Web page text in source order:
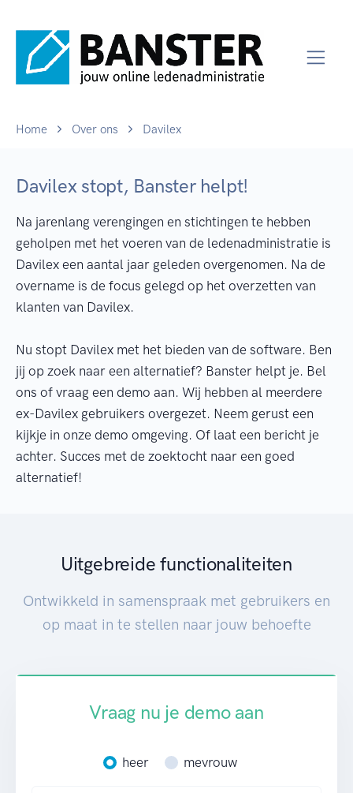
Home Over ons Davilex
Davilex stopt, Banster helpt!
Na jarenlang verengingen en stichtingen te hebben
geholpen met het voeren van de ledenadministratie is
Davilex een aantal jaar geleden overgenomen. Na de
overname is de focus gelegd op het overzetten van
klanten van Davilex.
Nu stopt Davilex met het bieden van de software. Ben
jij op zoek naar een alternatief? Banster helpt je. Bel
ons of vraag een demo aan. Wij hebben al meerdere
ex-Davilex gebruikers overgezet. Neem gerust een
kijkje in onze demo omgeving. Of laat een bericht je
achter. Succes met de zoektocht naar een goed
alternatief!
Uitgebreide functionaliteiten
Ontwikkeld in samenspraak met gebruikers en
op maat in te stellen naar jouw behoefte
Vraag nu je demo aan
heer mevrouw